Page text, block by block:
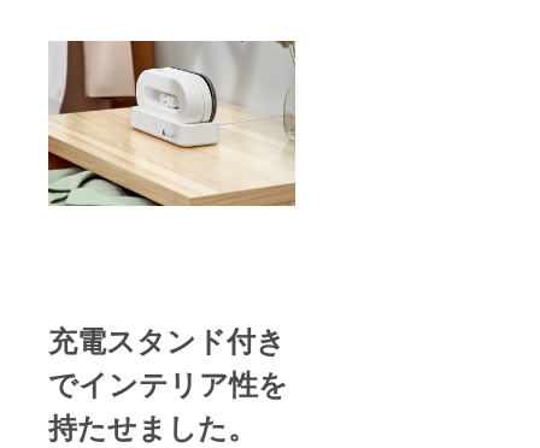
充電スタンド付き
でインテリア性を
持たせました。